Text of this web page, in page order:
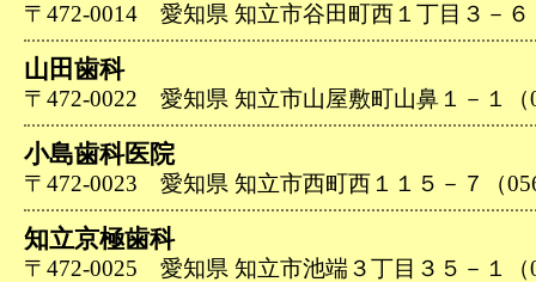
〒472-0014 愛知県 知立市谷田町西１丁目３－６
山田歯科
〒472-0022 愛知県 知立市山屋敷町山鼻１－１（
小島歯科医院
〒472-0023 愛知県 知立市西町西１１５－７（
知立京極歯科
〒472-0025 愛知県 知立市池端３丁目３５－１（